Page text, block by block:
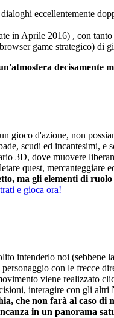
eccellentemente
in Aprile 2016) , con tanto
game strategico) di
gioco d'azione, non
scudi ed incantesimi,
3D, dove muovere
quest, mercanteggiare
ma gli elementi di
e gioca ora!
intenderlo noi
con le frecce
viene realizzato
interagire con gli
che non farà al caso
in un panorama